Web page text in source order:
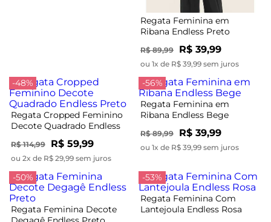
Regata Feminina em
Ribana Endless Preto
R$ 89,99 R$ 39,99
ou 1x de R$ 39,99 sem juros
-48%
Regata Cropped Feminino
Decote Quadrado Endless
R$ 114,99 R$ 59,99
ou 2x de R$ 29,99 sem juros
-56%
Regata Feminina em
Ribana Endless Bege
R$ 89,99 R$ 39,99
ou 1x de R$ 39,99 sem juros
-50%
Regata Feminina Decote
-53%
Regata Feminina Com
Lantejoula Endless Rosa